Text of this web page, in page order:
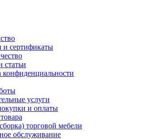
и сертификаты
статьи
услуги
и оплаты
торговой мебели
обслуживание